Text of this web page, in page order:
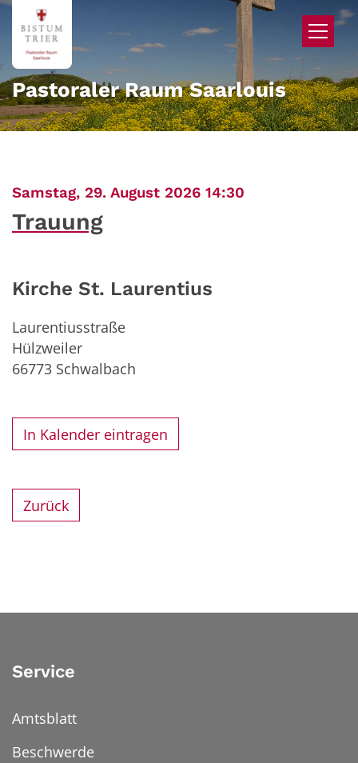
Zum Inhalt springen
Pastoraler Raum Saarlouis
Samstag, 29. August 2026 14:30
Trauung
Kirche St. Laurentius
Laurentiusstraße
Hülzweiler
66773 Schwalbach
In Kalender eintragen
Zurück
Service
Amtsblatt
Beschwerde